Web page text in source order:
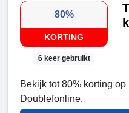
80%
KORTING
6 keer gebruikt
Bekijk tot 80% korting
Doublefonline.